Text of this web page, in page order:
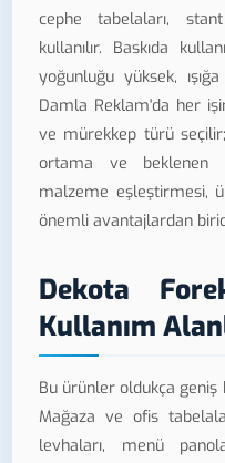
cephe tabelaları,
kullanılır. Baskıda
yoğunluğu yüksek,
Damla Reklam'da her
ve mürekkep türü
ortama ve beklenen
malzeme eşleştirmesi,
önemli avantajlardan
Dekota
Kullanım
Bu ürünler oldukça geniş
Mağaza ve ofis
levhaları, menü